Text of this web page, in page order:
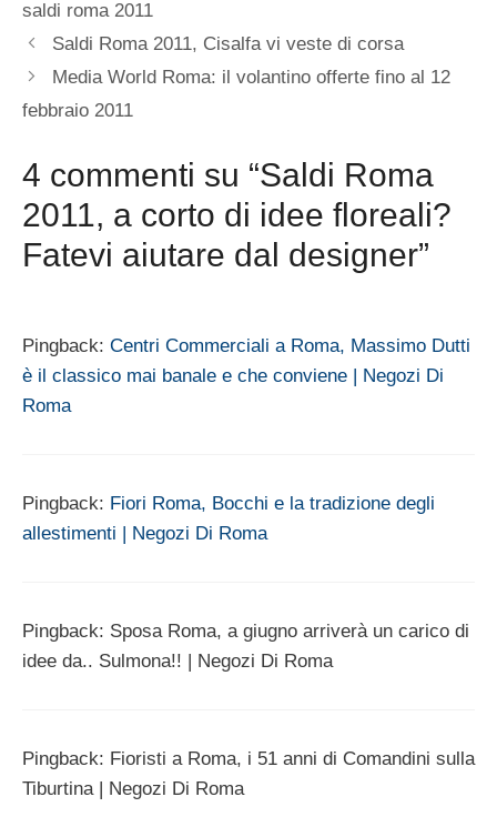
saldi roma 2011
Saldi Roma 2011, Cisalfa vi veste di corsa
Media World Roma: il volantino offerte fino al 12
febbraio 2011
4 commenti su “Saldi Roma
2011, a corto di idee floreali?
Fatevi aiutare dal designer”
Pingback: Centri Commerciali a Roma, Massimo Dutti
è il classico mai banale e che conviene | Negozi Di
Roma
Pingback: Fiori Roma, Bocchi e la tradizione degli
allestimenti | Negozi Di Roma
Pingback: Sposa Roma, a giugno arriverà un carico di
idee da.. Sulmona!! | Negozi Di Roma
Pingback: Fioristi a Roma, i 51 anni di Comandini sulla
Tiburtina | Negozi Di Roma